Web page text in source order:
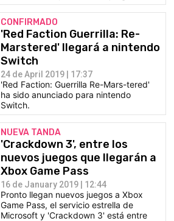
CONFIRMADO
'Red Faction Guerrilla: Re-
Marstered' llegará a nintendo
Switch
24 de April 2019 | 17:37
'Red Faction: Guerrilla Re-Mars-tered'
ha sido anunciado para nintendo
Switch.
NUEVA TANDA
'Crackdown 3', entre los
nuevos juegos que llegarán a
Xbox Game Pass
16 de January 2019 | 12:44
Pronto llegan nuevos juegos a Xbox
Game Pass, el servicio estrella de
Microsoft y 'Crackdown 3' está entre